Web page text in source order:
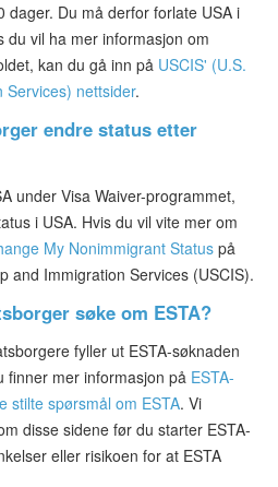
dager. Du må derfor forlate USA i
du vil ha mer informasjon om
kan du gå inn på USCIS' (U.S.
Services) nettsider.
endre status etter
under Visa Waiver-programmet,
i USA. Hvis du vil vite mer om
My Nonimmigrant Status på
and Immigration Services (USCIS).
søke om ESTA?
fyller ut ESTA-søknaden
finner mer informasjon på ESTA-
stilte spørsmål om ESTA. Vi
disse sidene før du starter ESTA-
eller risikoen for at ESTA